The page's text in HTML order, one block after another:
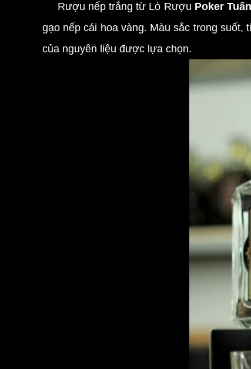
Rượu nếp trắng từ Lò Rượu Poker Tuấn
gạo nếp cái hoa vàng. Màu sắc trong
của nguyên liệu được lựa chọn.